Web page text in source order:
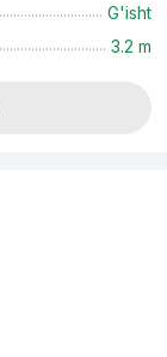
G'isht
3.2 m